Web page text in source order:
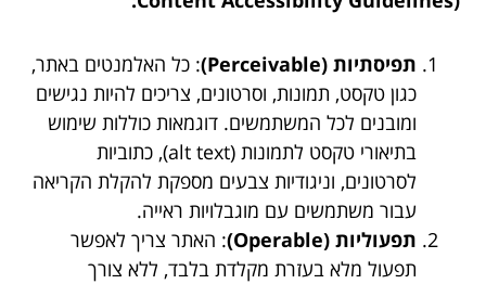
תפיסתיות (Perceivable)
: כל האלמנטים באתר,
כגון טקסט, תמונות, וסרטונים, צריכים להיות נגישים
ומובנים לכל המשתמשים. דוגמאות כוללות שימוש
בתיאורי טקסט לתמונות (alt text), כתוביות
לסרטונים, וניגודיות צבעים מספקת להקלת הקריאה
עבור משתמשים עם מוגבלויות ראייה.
תפעוליות (Operable)
: האתר צריך לאפשר
תפעול מלא בעזרת מקלדת בלבד, ללא צורך